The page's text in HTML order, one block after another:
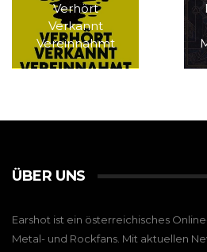
Verhört
Verkannt
Vereinnahmt
ÜBER UNS
Earshot ist ein österreichisches
Metal- und Rockfans. Mit aktuellen